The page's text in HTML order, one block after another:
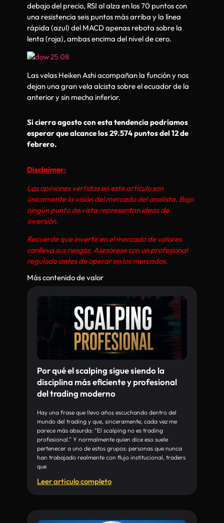
debajo del precio, RSI al alza en los 70 puntos con
una resistencia seis puntos más arriba y la línea
rápida (azul) del MACD apenas rebota sobre la
lenta (roja), ambas encima del nivel de cero.
Las velas Heiken Ashi acompañan la función y nos
dejan una gran vela alcista sobre el ecuador de la
anterior y sin mecha inferior.
Si cierra agosto con esta tendencia podríamos
esperar que alcance los 29.574 puntos del 12 de
febrero.
Disclaimer:
Las opiniones vertidas en este artículo son
únicamente la visión del mercado del analista. Bajo
ningún punto de vista representan ideas de
inversión.
Recuerde que invertir en el mercado de valores
conlleva sus riesgos. Asesórese con un profesional
regulado antes de operar en los mercados.
Más contenido de valor
Por qué el scalping sigue siendo la
disciplina más eficiente y profesional
del trading moderno
Hay una frase que llevo años escuchando dentro del
mundo del trading y que, sinceramente, cada vez me
parece más absurda: “El scalping no es trading
profesional.” Y normalmente quien dice eso suele
pertenecer a uno de estos grupos: personas que nunca
han trabajado realmente con flujo institucional, traders
que
Leer articulo completo